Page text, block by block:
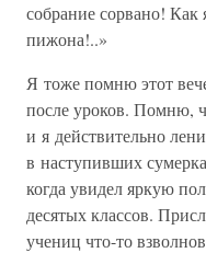
собрание сорвано! Как
пижона!..»
Я тоже помню этот
после уроков. Помню,
и я действительно
в наступивших
когда увидел яркую
десятых классов.
учениц что-то